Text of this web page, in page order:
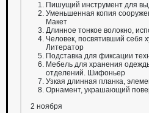
Пишущий инструмент для
Уменьшенная копия
Макет
Длинное тонкое волокно,
Человек, посвятивший себя
Литератор
Подставка для фиксации
Мебель для хранения
отделений. Шифоньер
Узкая длинная планка,
Орнамент, украшающий
2 ноября